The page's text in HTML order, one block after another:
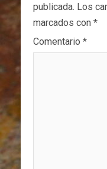
publicada. Los
marcados con *
Comentario *